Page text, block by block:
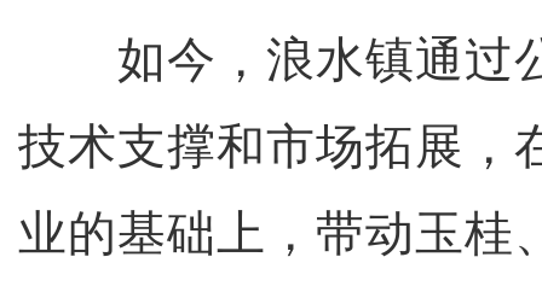
如今，浪水镇通过
技术支撑和市场拓展，
业的基础上，带动玉桂